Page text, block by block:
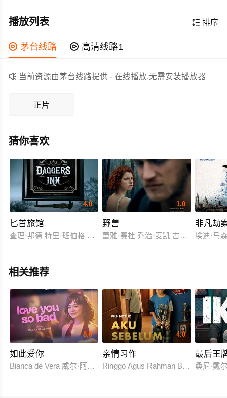
故事，其灵感来源于四世纪同名的圣人。该片计划于今年
作为一部 上映的剧情电影，在当期同类题材影片中具有一
定的看点，在演员表现和剧情架构上也都有不错的亮点，
剧情紧凑，角色塑造鲜明，适合喜欢剧情类电影的观众观
 排序
播放列表
 茅台线路  高清线路1
 当前资源由茅台线路提供 - 在线播放,无需安装播放器
正片
猜你喜欢
4.0
匕首旅馆
查理·邦德 特里·班伯格 David Streames
1.0
野兽
蕾雅·赛杜 乔治·麦凯 古斯拉姬·马兰
非凡劫
埃迪·马
相关推荐
8.0
如此爱你
Bianca de Vera 威尔·阿什利·德莱昂
4.0
亲情习作
Ringgo Agus Rahman Bima Sena
最后王
桑尼·戴